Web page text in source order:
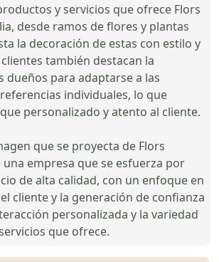
y servicios que ofrece Flors
desde ramos de flores y plantas
la decoración de estas con estilo y
también destacan la
dueños para adaptarse a las
individuales, lo que
personalizado y atento al cliente.
que se proyecta de Flors
una empresa que se esfuerza por
de alta calidad, con un enfoque en
cliente y la generación de confianza
personalizada y la variedad
que ofrece.